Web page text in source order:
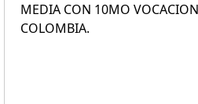
MEDIA CON 10MO
COLOMBIA.